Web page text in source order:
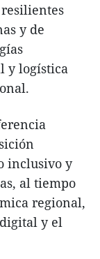
y de
y logística
inclusivo y
al tiempo
regional,
y el